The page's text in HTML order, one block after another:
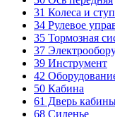
31 Колеса и
34 Рулевое
35 Тормозная
37
39 Инструмент
42
50 Кабина
61 Дверь
68 Сиденье